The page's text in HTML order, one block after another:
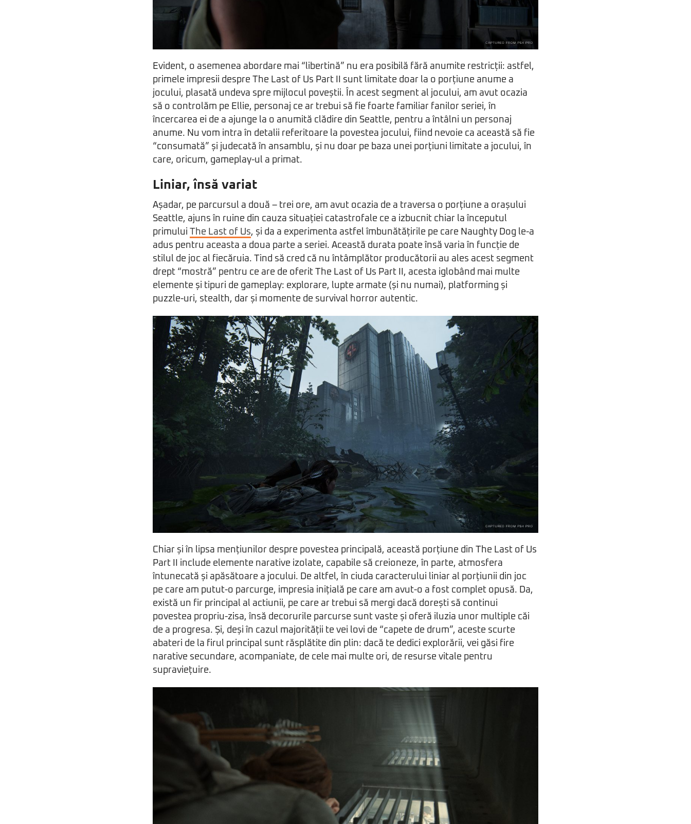
Evident, o asemenea abordare mai “libertină” nu era posibilă fără anumite restricții: astfel,
primele impresii despre The Last of Us Part II sunt limitate doar la o porțiune anume a
jocului, plasată undeva spre mijlocul poveștii. În acest segment al jocului, am avut ocazia
să o controlăm pe Ellie, personaj ce ar trebui să fie foarte familiar fanilor seriei, în
încercarea ei de a ajunge la o anumită clădire din Seattle, pentru a întâlni un personaj
anume. Nu vom intra în detalii referitoare la povestea jocului, fiind nevoie ca această să fie
“consumată” și judecată în ansamblu, și nu doar pe baza unei porțiuni limitate a jocului, în
care, oricum, gameplay-ul a primat.
Liniar, însă variat
Așadar, pe parcursul a două – trei ore, am avut ocazia de a traversa o porțiune a orașului
Seattle, ajuns în ruine din cauza situației catastrofale ce a izbucnit chiar la începutul
primului
The Last of Us, și da a experimenta astfel îmbunătățirile pe care Naughty Dog le-a
adus pentru aceasta a doua parte a seriei. Această durata poate însă varia în funcție de
stilul de joc al fiecăruia. Tind să cred că nu întâmplător producătorii au ales acest segment
drept “mostră” pentru ce are de oferit The Last of Us Part II, acesta iglobând mai multe
elemente și tipuri de gameplay: explorare, lupte armate (și nu numai), platforming și
puzzle-uri, stealth, dar și momente de survival horror autentic.
Chiar și în lipsa mențiunilor despre povestea principală, această porțiune din The Last of Us
Part II include elemente narative izolate, capabile să creioneze, în parte, atmosfera
întunecată și apăsătoare a jocului. De altfel, în ciuda caracterului liniar al porțiunii din joc
pe care am putut-o parcurge, impresia inițială pe care am avut-o a fost complet opusă. Da,
există un fir principal al actiunii, pe care ar trebui să mergi dacă dorești să continui
povestea propriu-zisa, însă decorurile parcurse sunt vaste și oferă iluzia unor multiple căi
de a progresa. Și, deși în cazul majorității te vei lovi de “capete de drum”, aceste scurte
abateri de la firul principal sunt răsplătite din plin: dacă te dedici explorării, vei găsi fire
narative secundare, acompaniate, de cele mai multe ori, de resurse vitale pentru
supraviețuire.